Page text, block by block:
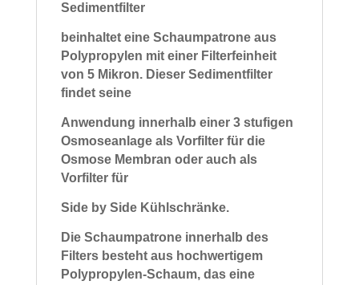
Sedimentfilter
beinhaltet eine Schaumpatrone aus
Polypropylen mit einer Filterfeinheit
von 5 Mikron. Dieser Sedimentfilter
findet seine
Anwendung innerhalb einer 3 stufigen
Osmoseanlage als Vorfilter für die
Osmose Membran oder auch als
Vorfilter für
Side by Side Kühlschränke.
Die Schaumpatrone innerhalb des
Filters besteht aus hochwertigem
Polypropylen-Schaum, das eine